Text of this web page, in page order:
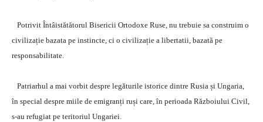
Potrivit Întâistătătorul Bisericii Ortodoxe Ruse, nu trebuie sa construim o
civilizație bazata pe instincte, ci o civilizație a libertatii, bazată pe
responsabilitate.
Patriarhul a mai vorbit despre legăturile istorice dintre Rusia și Ungaria,
în special despre miile de emigranți ruși care, în perioada Războiului Civil,
s-au refugiat pe teritoriul Ungariei.